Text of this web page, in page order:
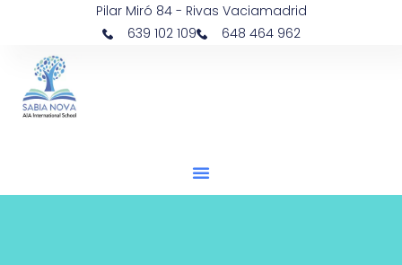
Pilar Miró 84 - Rivas Vaciamadrid
639 102 109
648 464 962